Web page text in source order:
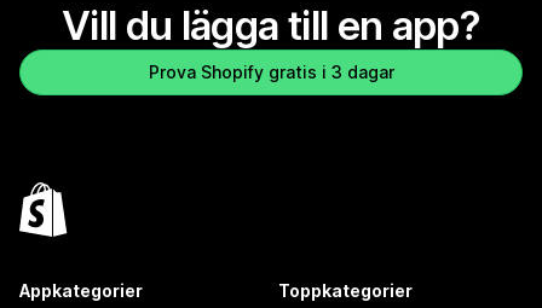
Vill du lägga till en app?
Prova Shopify gratis i 3 dagar
Appkategorier Toppkategorier